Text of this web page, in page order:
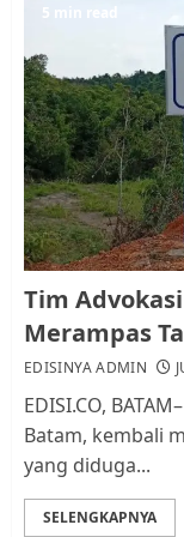
5
1
5 min read
Tim
Merampas
EDISINYA ADMIN
EDISI.CO,
Batam, kembali
yang diduga...
SELENGKAPNYA